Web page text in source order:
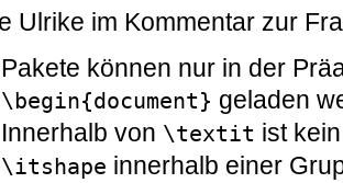
Ulrike im Kommentar zur
Pakete können nur in der
\begin{document} geladen
Innerhalb von \textit ist
\itshape innerhalb einer